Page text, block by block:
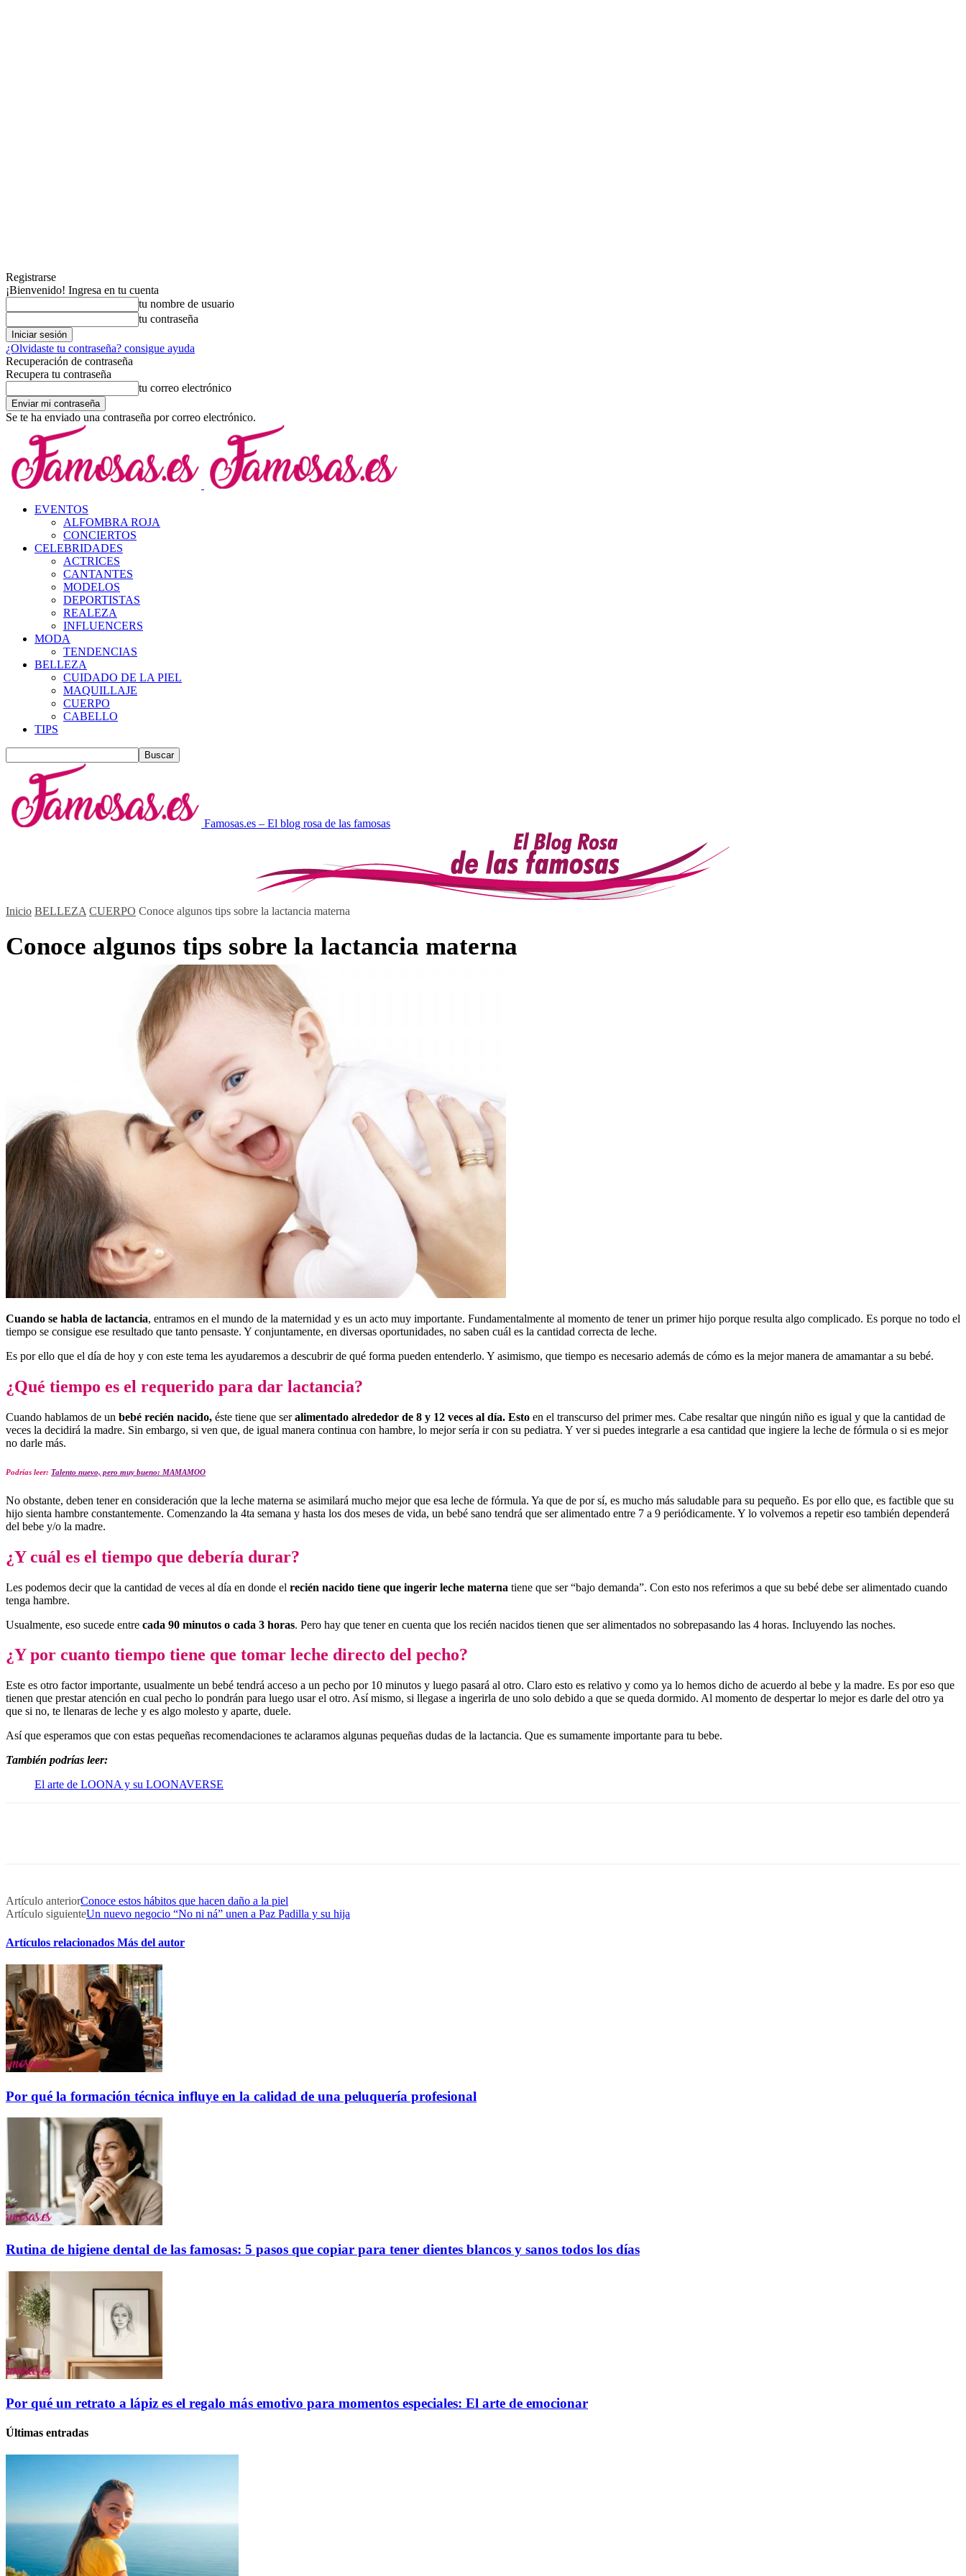
Registrarse
¡Bienvenido! Ingresa en tu cuenta
tu nombre de usuario
tu contraseña
¿Olvidaste tu contraseña? consigue ayuda
Recuperación de contraseña
Recupera tu contraseña
tu correo electrónico
Se te ha enviado una contraseña por correo electrónico.
EVENTOS
ALFOMBRA ROJA
CONCIERTOS
CELEBRIDADES
ACTRICES
CANTANTES
MODELOS
DEPORTISTAS
REALEZA
INFLUENCERS
MODA
TENDENCIAS
BELLEZA
CUIDADO DE LA PIEL
MAQUILLAJE
CUERPO
CABELLO
TIPS
Famosas.es – El blog rosa de las famosas
Inicio BELLEZA CUERPO Conoce algunos tips sobre la lactancia materna
Conoce algunos tips sobre la lactancia materna
Cuando se habla de lactancia, entramos en el mundo de la maternidad y es un acto muy importante. Fundamentalmente al momento de tener un primer hijo porque resulta algo complicado. Es porque no todo el
tiempo se consigue ese resultado que tanto pensaste. Y conjuntamente, en diversas oportunidades, no saben cuál es la cantidad correcta de leche.
Es por ello que el día de hoy y con este tema les ayudaremos a descubrir de qué forma pueden entenderlo. Y asimismo, que tiempo es necesario además de cómo es la mejor manera de amamantar a su bebé.
¿Qué tiempo es el requerido para dar lactancia?
Cuando hablamos de un bebé recién nacido, éste tiene que seralimentado alrededor de 8 y 12 veces al día. Esto en el transcurso del primer mes. Cabe resaltar que ningún niño es igual y que la cantidad de
veces la decidirá la madre. Sin embargo, si ven que, de igual manera continua con hambre, lo mejor sería ir con su pediatra. Y ver si puedes integrarle a esa cantidad que ingiere la leche de fórmula o si es mejor
no darle más.
Podrías leer: Talento nuevo, pero muy bueno: MAMAMOO
No obstante, deben tener en consideración que la leche materna se asimilará mucho mejor que esa leche de fórmula. Ya que de por sí, es mucho más saludable para su pequeño. Es por ello que, es factible que su
hijo sienta hambre constantemente. Comenzando la 4ta semana y hasta los dos meses de vida, un bebé sano tendrá que ser alimentado entre 7 a 9 periódicamente. Y lo volvemos a repetir eso también dependerá
del bebe y/o la madre.
¿Y cuál es el tiempo que debería durar?
Les podemos decir que la cantidad de veces al día en donde el recién nacido tiene que ingerir leche materna tiene que ser “bajo demanda”. Con esto nos referimos a que su bebé debe ser alimentado cuando
tenga hambre.
Usualmente, eso sucede entre cada 90 minutos o cada 3 horas. Pero hay que tener en cuenta que los recién nacidos tienen que ser alimentados no sobrepasando las 4 horas. Incluyendo las noches.
¿Y por cuanto tiempo tiene que tomar leche directo del pecho?
Este es otro factor importante, usualmente un bebé tendrá acceso a un pecho por 10 minutos y luego pasará al otro. Claro esto es relativo y como ya lo hemos dicho de acuerdo al bebe y la madre. Es por eso que
tienen que prestar atención en cual pecho lo pondrán para luego usar el otro. Así mismo, si llegase a ingerirla de uno solo debido a que se queda dormido. Al momento de despertar lo mejor es darle del otro ya
que si no, te llenaras de leche y es algo molesto y aparte, duele.
Así que esperamos que con estas pequeñas recomendaciones te aclaramos algunas pequeñas dudas de la lactancia. Que es sumamente importante para tu bebe.
También podrías leer:
El arte de LOONA y su LOONAVERSE
Artículo anteriorConoce estos hábitos que hacen daño a la piel
Artículo siguienteUn nuevo negocio “No ni ná” unen a Paz Padilla y su hija
Artículos relacionados Más del autor
Por qué la formación técnica influye en la calidad de una peluquería profesional
Rutina de higiene dental de las famosas: 5 pasos que copiar para tener dientes blancos y sanos todos los días
Por qué un retrato a lápiz es el regalo más emotivo para momentos especiales: El arte de emocionar
Últimas entradas